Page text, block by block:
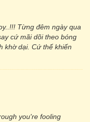
Từng đêm ngày qua
cứ mãi dõi theo bóng
khờ dại. Cứ thế khiến
you're fooling